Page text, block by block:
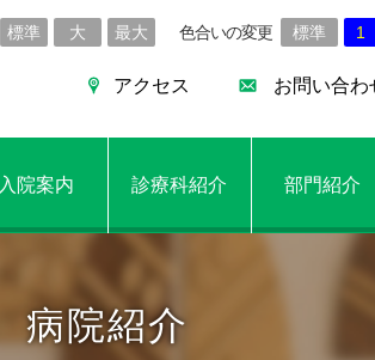
標準 大 最大 標準 1
お問い合わ
アクセス
入院案内 診療科紹介 部門紹介
病院紹介